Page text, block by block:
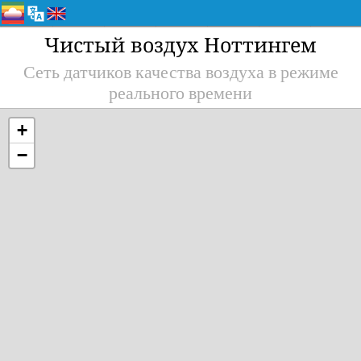
Чистый воздух Ноттингем
Сеть датчиков качества воздуха в режиме
реального времени
+
−